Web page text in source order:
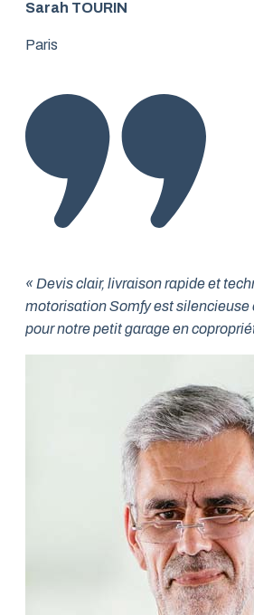
Sarah TOURIN
Paris
« Devis clair, livraison rapide et
motorisation Somfy est silencieuse
pour notre petit garage en